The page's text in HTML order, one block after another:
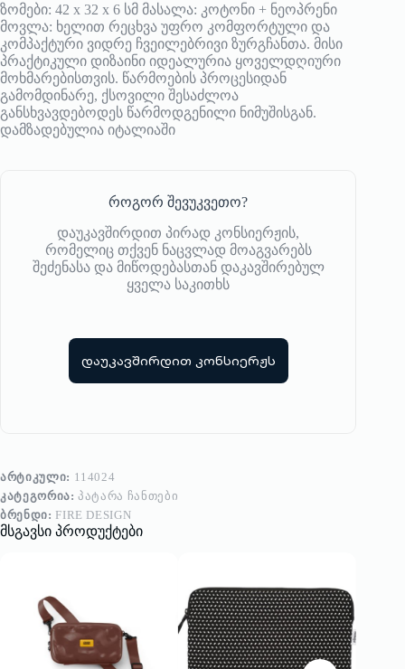
ზომები: 42 x 32 x 6 სმ მასალა: კოტონი + ნეოპრენი
მოვლა: ხელით რეცხვა უფრო კომფორტული და
კომპაქტური ვიდრე ჩვეილებრივი ზურგჩანთა. მისი
პრაქტიკული დიზაინი იდეალურია ყოველდღიური
მოხმარებისთვის. წარმოების პროცესიდან
გამომდინარე, ქსოვილი შესაძლოა
განსხვავდებოდეს წარმოდგენილი ნიმუშისგან.
დამზადებულია იტალიაში
როგორ შევუკვეთო?
დაუკავშირდით პირად კონსიერჟის,
რომელიც თქვენ ნაცვლად მოაგვარებს
შეძენასა და მიწოდებასთან დაკავშირებულ
ყველა საკითხს
დაუკავშირდით კონსიერჟს
ᲐᲠᲢᲘᲙᲣᲚᲘ: 114024
ᲙᲐᲢᲔᲒᲝᲠᲘᲐ:ᲞᲐᲢᲐᲠᲐ ᲩᲐᲜᲗᲔᲑᲘ
ᲑᲠᲔᲜᲓᲘ: FIRE DESIGN
მსგავსი პროდუქტები